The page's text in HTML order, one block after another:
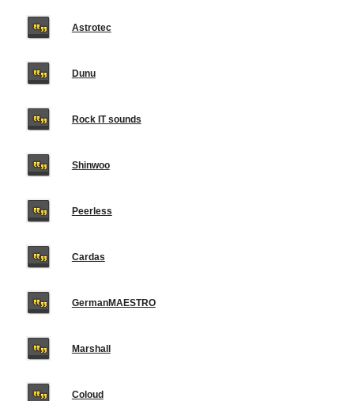
Astrotec
Dunu
Rock IT sounds
Shinwoo
Peerless
Cardas
GermanMAESTRO
Marshall
Coloud